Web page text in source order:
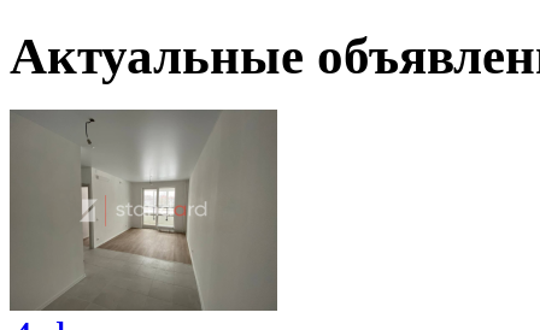
Актуальные